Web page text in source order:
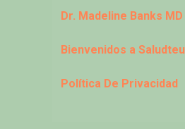
Dr. Madeline Banks MD
Bienvenidos a Saludteu
Política De Privacidad